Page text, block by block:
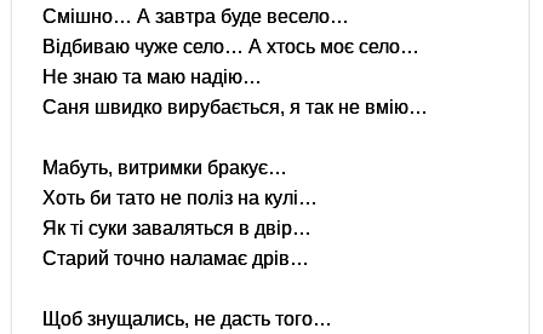
Смішно… А завтра буде весело…
Відбиваю чуже село… А хтось моє село…
Не знаю та маю надію…
Саня швидко вирубається, я так не вмію…
Мабуть, витримки бракує…
Хоть би тато не поліз на кулі…
Як ті суки заваляться в двір…
Старий точно наламає дрів…
Щоб знущались, не дасть того…